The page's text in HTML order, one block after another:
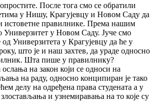
После тога смо се обратили
у Нишу, Крагујевцу и Новом Саду да
истоветне правилнике. Према нашим
Универзитет у Новом Саду. Јуче смо
Универзитета у Крагујевцу да ће у
што је и наш захтев, да ураде односно
Шта пише у правилнику?
на закон који се односи на
на раду, односно конципиран је тако
делу на одређена права студената а у
и узнемиравања на то које су